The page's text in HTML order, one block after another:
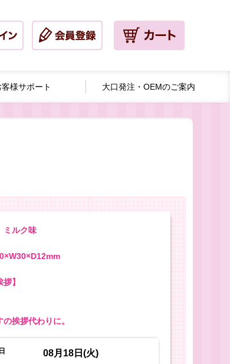
客様サポート 大口発注・ OEMのご案内
ルク味
】
挨拶代わりに。
08月18日(火)